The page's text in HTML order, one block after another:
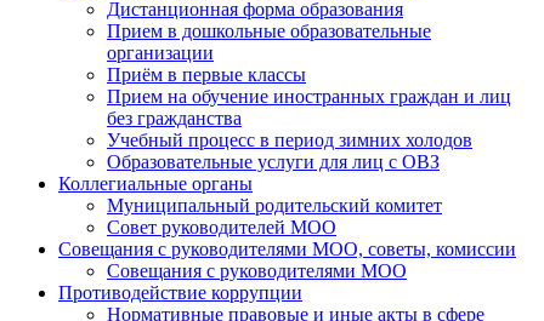
Дистанционная форма образования
Прием в дошкольные образовательные
организации
Приём в первые классы
Прием на обучение иностранных граждан и лиц
без гражданства
Учебный процесс в период зимних холодов
Образовательные услуги для лиц с ОВЗ
Коллегиальные органы
Муниципальный родительский комитет
Совет руководителей МОО
Совещания с руководителями МОО, советы, комиссии
Совещания с руководителями МОО
Противодействие коррупции
Нормативные правовые и иные акты в сфере